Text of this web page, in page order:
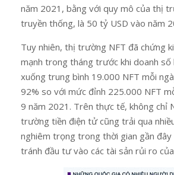
năm 2021, bằng với quy mô của thị
truyền thống, là 50 tỷ USD vào năm
Tuy nhiên, thị trường NFT đã chứng
mạnh trong tháng trước khi doanh số
xuống trung bình 19.000 NFT mỗi
92% so với mức đỉnh 225.000 NFT
9 năm 2021. Trên thực tế, không chỉ
trường tiền điện tử cũng trải qua
nghiêm trọng trong thời gian gần
tránh đầu tư vào các tài sản rủi ro